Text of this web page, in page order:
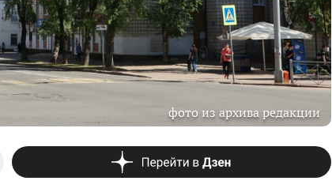
фото из архива редакции